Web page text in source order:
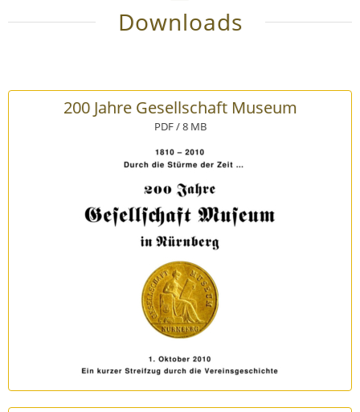
Downloads
200 Jahre Gesellschaft Museum
PDF / 8 MB